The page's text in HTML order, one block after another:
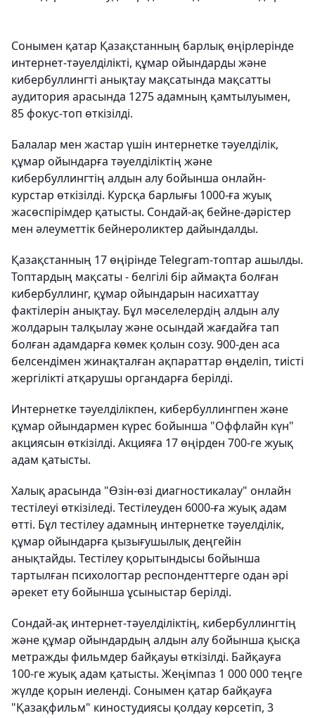
Сонымен қатар Қазақстанның барлық өңірлерінде
интернет-тәуелділікті, құмар ойындарды және
кибербуллингті анықтау мақсатында мақсатты
аудитория арасында 1275 адамның қамтылуымен,
85 фокус-топ өткізілді.
Балалар мен жастар үшін интернетке тәуелділік,
құмар ойындарға тәуелділіктің және
кибербуллингтің алдын алу бойынша онлайн-
курстар өткізілді. Курсқа барлығы 1000-ға жуық
жасөспірімдер қатысты. Сондай-ақ бейне-дәрістер
мен әлеуметтік бейнероликтер дайындалды.
Қазақстанның 17 өңірінде Telegram-топтар ашылды.
Топтардың мақсаты - белгілі бір аймақта болған
кибербуллинг, құмар ойындарын насихаттау
фактілерін анықтау. Бұл мәселелердің алдын алу
жолдарын талқылау және осындай жағдайға тап
болған адамдарға көмек қолын созу. 900-ден аса
белсендімен жинақталған ақпараттар өңделіп, тиісті
жергілікті атқарушы органдарға берілді.
Интернетке тәуелділікпен, кибербуллингпен және
құмар ойындармен күрес бойынша "Оффлайн күн"
акциясын өткізілді. Акцияға 17 өңірден 700-ге жуық
адам қатысты.
Халық арасында "Өзін-өзі диагностикалау" онлайн
тестілеуі өткізіледі. Тестілеуден 6000-ға жуық адам
өтті. Бұл тестілеу адамның интернетке тәуелділік,
құмар ойындарға қызығушылық деңгейін
анықтайды. Тестілеу қорытындысы бойынша
тартылған психологтар респонденттерге одан әрі
әрекет ету бойынша ұсыныстар берілді.
Сондай-ақ интернет-тәуелділіктің, кибербуллингтің
және құмар ойындардың алдын алу бойынша қысқа
метражды фильмдер байқауы өткізілді. Байқауға
100-ге жуық адам қатысты. Жеңімпаз 1 000 000 теңге
жүлде қорын иеленді. Сонымен қатар байқауға
"Қазақфильм" киностудиясы қолдау көрсетіп, 3